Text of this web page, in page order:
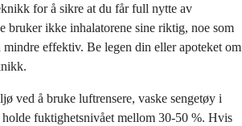
for å sikre at du får full nytte av
bruker ikke inhalatorene sine riktig, noe som
effektiv. Be legen din eller apoteket om
ved å bruke luftrensere, vaske sengetøy i
fuktighetsnivået mellom 30-50 %. Hvis